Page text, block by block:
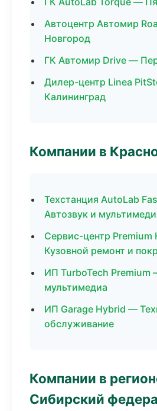
Автоцентр Автомир
Новгород
ГК Автомир Drive —
Дилер-центр Linea
Калининград
Компании в
Техстанция AutoLab
Автозвук и
Сервис-центр
Кузовной ремонт и
ИП TurboTech Premium
мультимедиа
ИП Garage Hybrid —
обслуживание
Компании в
Сибирский